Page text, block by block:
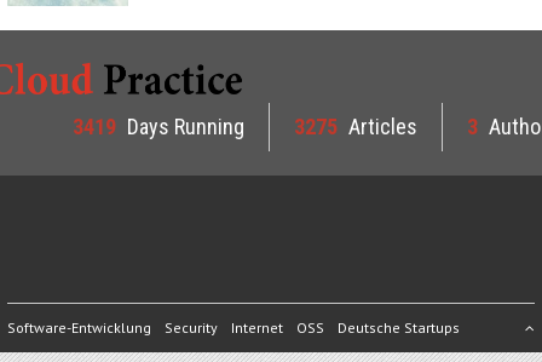
3419 Days Running 3275 Articles 3
Software-Entwicklung Security Internet OSS Deutsche Startups